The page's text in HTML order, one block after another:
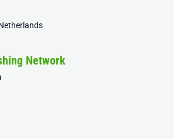
Network